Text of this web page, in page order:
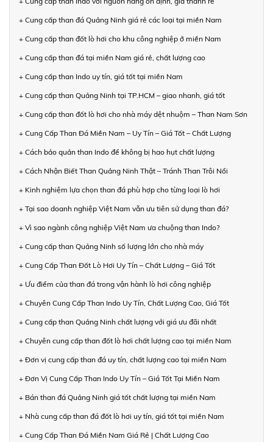
+ Cung cấp than đá Quảng Ninh giá rẻ các loại tại miền Nam
+ Cung cấp than đốt lò hơi cho khu công nghiệp ở miền Nam
+ Cung cấp than đá tại miền Nam giá rẻ, chất lượng cao
+ Cung cấp than Indo uy tín, giá tốt tại miền Nam
+ Cung cấp than Quảng Ninh tại TP.HCM – giao nhanh, giá tốt
+ Cung cấp than đốt lò hơi cho nhà máy dệt nhuộm – Than Nam Sơn
+ Cung Cấp Than Đá Miền Nam – Uy Tín – Giá Tốt – Chất Lượng
+ Cách bảo quản than Indo để không bị hao hụt chất lượng
+ Cách Nhận Biết Than Quảng Ninh Thật – Tránh Than Trôi Nổi
+ Kinh nghiệm lựa chọn than đá phù hợp cho từng loại lò hơi
+ Tại sao doanh nghiệp Việt Nam vẫn ưu tiên sử dụng than đá?
+ Vì sao ngành công nghiệp Việt Nam ưa chuộng than Indo?
+ Cung cấp than Quảng Ninh số lượng lớn cho nhà máy
+ Cung Cấp Than Đốt Lò Hơi Uy Tín – Chất Lượng – Giá Tốt
+ Ưu điểm của than đá trong vận hành lò hơi công nghiệp
+ Chuyên Cung Cấp Than Indo Uy Tín, Chất Lượng Cao, Giá Tốt
+ Cung cấp than Quảng Ninh chất lượng với giá ưu đãi nhất
+ Chuyên cung cấp than đốt lò hơi chất lượng cao tại miền Nam
+ Đơn vị cung cấp than đá uy tín, chất lượng cao tại miền Nam
+ Đơn Vị Cung Cấp Than Indo Uy Tín – Giá Tốt Tại Miền Nam
+ Bán than đá Quảng Ninh giá tốt chất lượng tại miền Nam
+ Nhà cung cấp than đá đốt lò hơi uy tín, giá tốt tại miền Nam
+ Cung Cấp Than Đá Miền Nam Giá Rẻ | Chất Lượng Cao